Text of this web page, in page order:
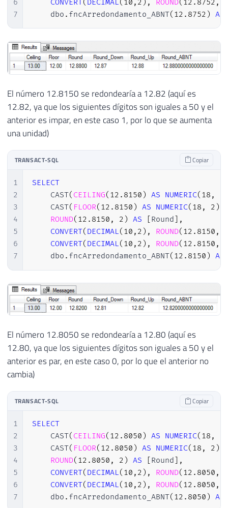
6
7
CONVERT ( DECIMAL( 10 , 2 ) , ROUND( 12.8752 ,
    dbo
. fncArredondamento_ABNT( 12.8752 ) AS
El número 12.8150 se redondearía a 12.82 (aquí es
12.82, ya que los siguientes dígitos son iguales a 50 y el
anterior es impar, en este caso 1, por lo que se aumenta
una unidad)
TRANSACT-SQL Copiar
1
2
3
4
5
6
7
SELECT
    CAST
( CEILING( 12.8150 ) AS NUMERIC( 18 ,
    CAST
( FLOOR( 12.8150 ) AS NUMERIC( 18 , 2 )
ROUND( 12.8150 , 2 ) AS [Round] ,
CONVERT( DECIMAL( 10 , 2 ) , ROUND( 12.8150 ,
CONVERT( DECIMAL( 10 , 2 ) , ROUND( 12.8150 ,
    dbo
. fncArredondamento_ABNT( 12.8150 ) AS
El número 12.8050 se redondearía a 12.80 (aquí es
12.80, ya que los siguientes dígitos son iguales a 50 y el
anterior es par, en este caso 0, por lo que el anterior no
cambia)
TRANSACT-SQL Copiar
1
2
3
4
5
6
7
SELECT
    CAST
( CEILING( 12.8050 ) AS NUMERIC( 18 ,
    CAST
( FLOOR( 12.8050 ) AS NUMERIC( 18 , 2 )
ROUND( 12.8050 , 2 ) AS Round
,
CONVERT( DECIMAL( 10 , 2 ) , ROUND( 12.8050 ,
CONVERT( DECIMAL( 10 , 2 ) , ROUND( 12.8050 ,
    dbo
. fncArredondamento_ABNT( 12.8050 ) AS